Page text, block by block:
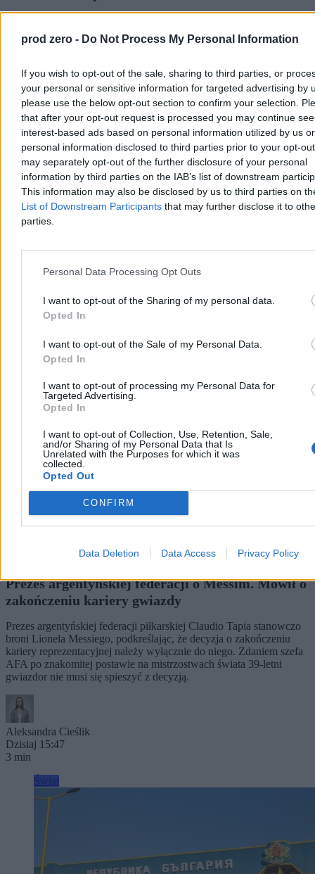
prod zero - Do Not Process My Personal Information
If you wish to opt-out of the sale, sharing to third parties, or
your personal or sensitive information for targeted advertising by
please use the below opt-out section to confirm your selection.
that after your opt-out request is processed you may continue
interest-based ads based on personal information utilized by us or
personal information disclosed to third parties prior to your opt-
may separately opt-out of the further disclosure of your personal
information by third parties on the IAB’s list of downstream
This information may also be disclosed by us to third parties on
List of Downstream Participants that may further disclose it to
parties.
Personal Data Processing Opt Outs
I want to opt-out of the Sharing of my personal data.
Opted In
I want to opt-out of the Sale of my Personal Data.
Opted In
I want to opt-out of processing my Personal Data for
Targeted Advertising.
Opted In
I want to opt-out of Collection, Use, Retention, Sale,
and/or Sharing of my Personal Data that Is
Unrelated with the Purposes for which it was
collected.
Opted Out
CONFIRM
Data Deletion Data Access Privacy Policy
Bakę, byłego prezesa węgierskiego Sądu Najwyższego, na
kandydata na prezydenta kraju. Parlament zagłosuje nad nową
głosowania.
Aleksandra Cieślik
Dzisiaj 16:19
3 min
Reklama
Reklama
Świat
Prezes argentyńskiej federacji o Messim. Mówił o
zakończeniu kariery gwiazdy
Prezes argentyńskiej federacji piłkarskiej Claudio Tapia stanowczo
broni Lionela Messiego, podkreślając, że decyzja o zakończeniu
kariery reprezentacyjnej należy wyłącznie do niego. Zdaniem szefa
AFA po znakomitej postawie na mistrzostwach świata 39-letni
gwiazdor nie musi się spieszyć z decyzją.
Aleksandra Cieślik
Dzisiaj 15:47
3 min